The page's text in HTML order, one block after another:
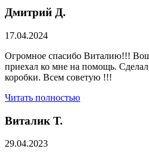
Дмитрий Д.
17.04.2024
Огромное спасибо Виталию!!!
приехал ко мне на помощь.
коробки. Всем советую !!!
Читать полностью
Виталик Т.
29.04.2023